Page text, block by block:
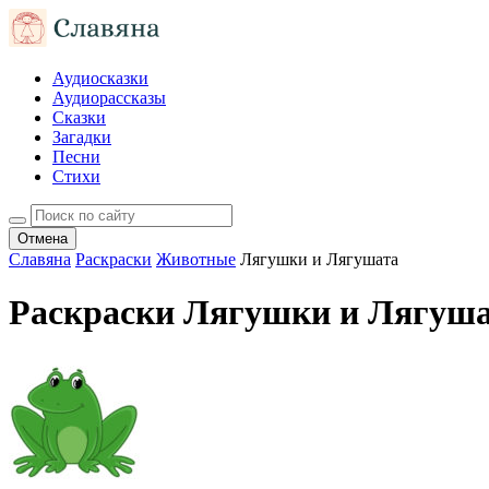
Аудиосказки
Аудиорассказы
Сказки
Загадки
Песни
Стихи
Отмена
Славяна Раскраски Животные Лягушки и Лягушата
Раскраски Лягушки и